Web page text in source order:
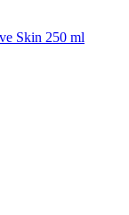
Skin 250 ml